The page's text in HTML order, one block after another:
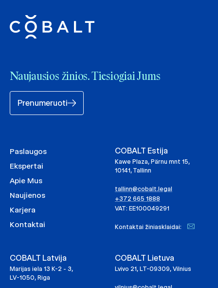
Naujausios žinios. Tiesiogiai Jums
Prenumeruoti
Paslaugos
Ekspertai
Apie Mus
Naujienos
Karjera
Kontaktai
COBALT Estija
Kawe Plaza, Pärnu mnt 15,
10141, Tallinn
tallinn@cobalt.legal
+372 665 1888
VAT: EE100049291
Kontaktai žiniasklaidai:
COBALT Latvija
Marijas iela 13 K-2 - 3,
LV-1050, Riga
COBALT Lietuva
Lvivo 21, LT-09309, Vilnius